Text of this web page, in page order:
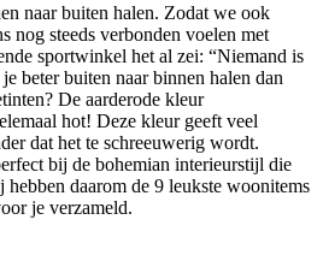
naar buiten halen. Zodat we ook
nog steeds verbonden voelen met
sportwinkel het al zei: “Niemand is
beter buiten naar binnen halen dan
De aarderode kleur
hot! Deze kleur geeft veel
dat het te schreeuwerig wordt.
bij de bohemian interieurstijl die
daarom de 9 leukste woonitems
je verzameld.